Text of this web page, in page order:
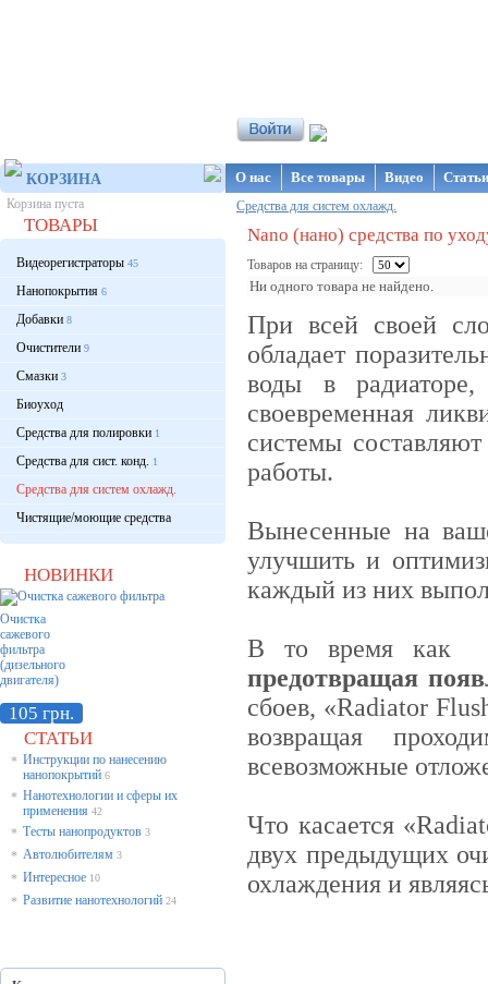
КОРЗИНА
Корзина пуста
ТОВАРЫ
Видеорегистраторы 45
Нанопокрытия 6
Добавки 8
Очистители 9
Смазки 3
Биоуход
Средства для полировки 1
Средства для сист. конд. 1
Средства для систем охлажд.
Чистящие/моющие средства
НОВИНКИ
Очистка
сажевого
фильтра
(дизельного
двигателя)
105 грн.
СТАТЬИ
* Инструкции по нанесению
нанопокрытий 6
* Нанотехнологии и сферы их
применения 42
* Тесты нанопродуктов 3
* Автолюбителям 3
* Интересное 10
* Развитие нанотехнологий 24
О нас Все товары Видео
Средства для систем охлажд.
Nano (нано) средства по
Товаров на страницу:
Ни одного товара не найдено.
При всей своей
обладает
воды в радиаторе,
своевременная
системы
работы.
Вынесенные на
улучшить и
каждый из них
В то время как
предотвращая
сбоев, «Radiator
возвращая
всевозможные
Что касается
двух предыдущих
охлаждения и